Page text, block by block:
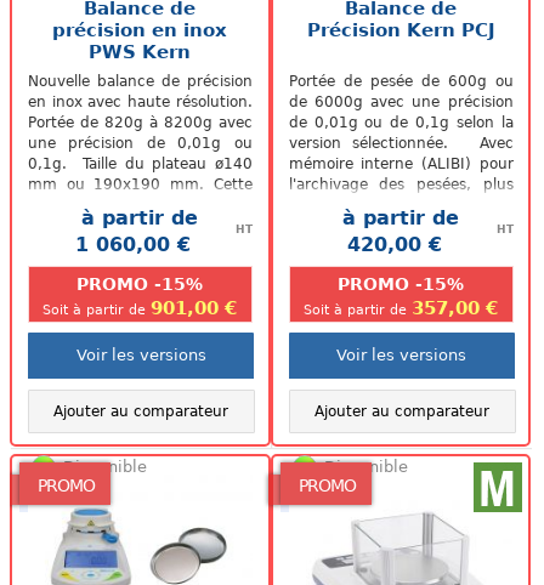
Balance de
précision en inox
PWS Kern
Nouvelle balance de précision
en inox avec haute résolution.
Portée de 820g à 8200g avec
une précision de 0,01g ou
0,1g. Taille du plateau ø140
mm ou 190x190 mm. Cette
balance n'est pas...
à partir de
1 060,00 €
HT
PROMO -15%
Soit à partir de901,00 €
Voir les versions
Ajouter au comparateur
Balance de
Précision Kern PCJ
Portée de pesée de 600g ou
de 6000g avec une précision
de 0,01g ou de 0,1g selon la
version sélectionnée. Avec
mémoire interne (ALIBI) pour
l'archivage des pesées, plus
besoin de papier. Un vrai...
à partir de
420,00 €
HT
PROMO -15%
Soit à partir de 357,00 €
Voir les versions
Ajouter au comparateur
PROMO
Disponible
PROMO
Disponible